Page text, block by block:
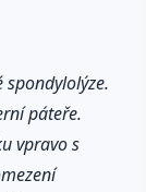
páteře.
vpravo s